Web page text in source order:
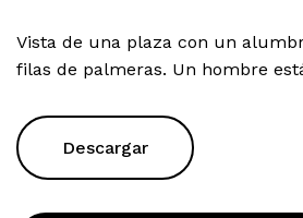
Vista de una plaza con un
filas de palmeras. Un hombre
Descargar